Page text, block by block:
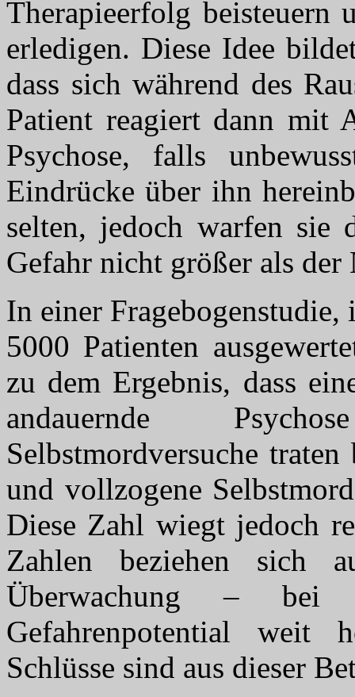
Therapieerfolg
erledigen. Diese Idee
dass sich während des
Patient reagiert dann mit
Psychose, falls
Eindrücke über ihn
selten, jedoch warfen sie
Gefahr nicht größer als der
In einer
5000 Patienten
zu dem Ergebnis, dass
andauernde
Selbstmordversuche
und vollzogene
Diese Zahl wiegt jedoch
Zahlen beziehen sich
Überwachung –
Gefahrenpotential weit
Schlüsse sind aus dieser